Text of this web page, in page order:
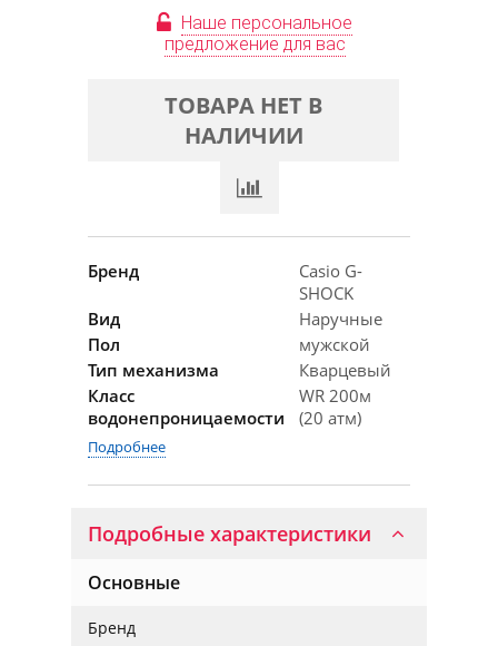
Наше персональное
предложение для вас
ТОВАРА НЕТ В
НАЛИЧИИ
Бренд
Casio G-
SHOCK
Вид
Наручные
Пол
мужской
Тип механизма
Кварцевый
Класс
водонепроницаемости
WR 200м
(20 атм)
Подробнее
Подробные характеристики
Основные
Бренд